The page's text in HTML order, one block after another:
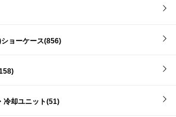
ョーケース(856)
冷却ユニット(51)